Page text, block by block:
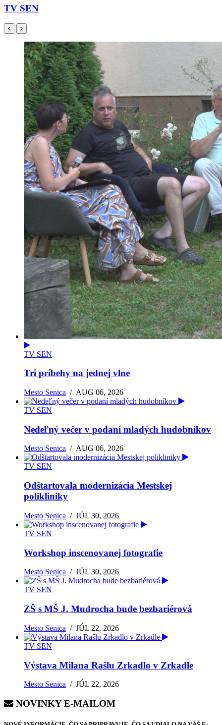
TV SEN
TV SEN
Tri príbehy na jednej vlne
Mesto Senica /AUG 06, 2026
TV SEN
Nedeľný večer v podaní mladých hudobníkov
Mesto Senica /AUG 06, 2026
TV SEN
Odštartovala modernizácia Mestskej
polikliniky
Mesto Senica /JÚL 30, 2026
TV SEN
Workshop inscenovanej fotografie
Mesto Senica /JÚL 30, 2026
TV SEN
ZŠ s MŠ J. Mudrocha bude bezbariérová
Mesto Senica /JÚL 22, 2026
TV SEN
Výstava Milana Rašlu Zrkadlo v Zrkadle
Mesto Senica /JÚL 22, 2026
NOVINKY E-MAILOM